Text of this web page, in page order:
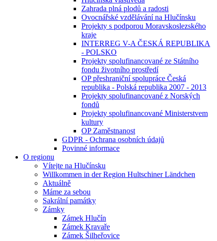
Zahrada plná plodů a radosti
Ovocnářské vzdělávání na Hlučínsku
Projekty s podporou Moravskoslezského
kraje
INTERREG V-A ČESKÁ REPUBLIKA
- POLSKO
Projekty spolufinancované ze Státního
fondu životního prostředí
OP přeshraniční spolupráce Česká
republika - Polská republika 2007 - 2013
Projekty spolufinancované z Norských
fondů
Projekty spolufinancované Ministerstvem
kultury
OP Zaměstnanost
GDPR - Ochrana osobních údajů
Povinné informace
O regionu
Vítejte na Hlučínsku
Willkommen in der Region Hultschiner Ländchen
Aktuálně
Máme za sebou
Sakrální památky
Zámky
Zámek Hlučín
Zámek Kravaře
Zámek Šilheřovice